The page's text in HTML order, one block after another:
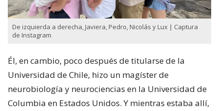
De izquierda a derecha, Javiera, Pedro, Nicolás y Lux | Captura
de Instagram
Él, en cambio, poco después de titularse de la
Universidad de Chile, hizo un magíster de
neurobiología y neurociencias en la Universidad de
Columbia en Estados Unidos. Y mientras estaba allí,